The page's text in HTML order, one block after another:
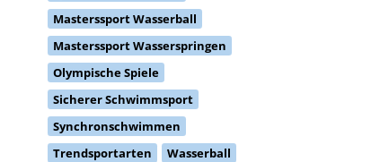
Masterssport Wasserball
Masterssport Wasserspringen
Olympische Spiele
Sicherer Schwimmsport
Synchronschwimmen
Trendsportarten
Wasserball